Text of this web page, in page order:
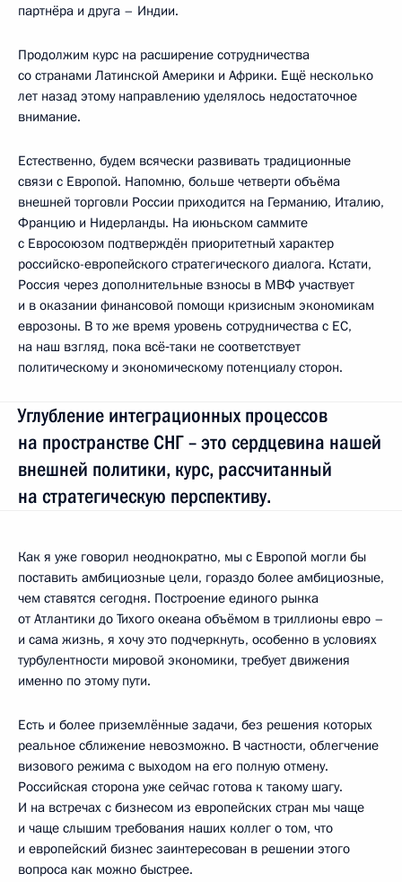
партнёра и друга – Индии.
Продолжим курс на расширение сотрудничества
со странами Латинской Америки и Африки. Ещё несколько
лет назад этому направлению уделялось недостаточное
внимание.
Естественно, будем всячески развивать традиционные
связи с Европой. Напомню, больше четверти объёма
внешней торговли России приходится на Германию, Италию,
Францию и Нидерланды. На июньском саммите
с Евросоюзом подтверждён приоритетный характер
российско-европейского стратегического диалога. Кстати,
Россия через дополнительные взносы в МВФ участвует
и в оказании финансовой помощи кризисным экономикам
еврозоны. В то же время уровень сотрудничества с ЕС,
на наш взгляд, пока всё‑таки не соответствует
политическому и экономическому потенциалу сторон.
Углубление интеграционных процессов
на пространстве СНГ – это сердцевина нашей
внешней политики, курс, рассчитанный
на стратегическую перспективу.
Как я уже говорил неоднократно, мы с Европой могли бы
поставить амбициозные цели, гораздо более амбициозные,
чем ставятся сегодня. Построение единого рынка
от Атлантики до Тихого океана объёмом в триллионы евро –
и сама жизнь, я хочу это подчеркнуть, особенно в условиях
турбулентности мировой экономики, требует движения
именно по этому пути.
Есть и более приземлённые задачи, без решения которых
реальное сближение невозможно. В частности, облегчение
визового режима с выходом на его полную отмену.
Российская сторона уже сейчас готова к такому шагу.
И на встречах с бизнесом из европейских стран мы чаще
и чаще слышим требования наших коллег о том, что
и европейский бизнес заинтересован в решении этого
вопроса как можно быстрее.